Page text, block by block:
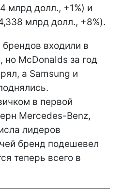
млрд долл., +1%) и
млрд долл., +8%).
входили в
но McDonalds за год
а Samsung и
в первой
Mercedes-Benz,
лидеров
бренд подешевел
теперь всего в